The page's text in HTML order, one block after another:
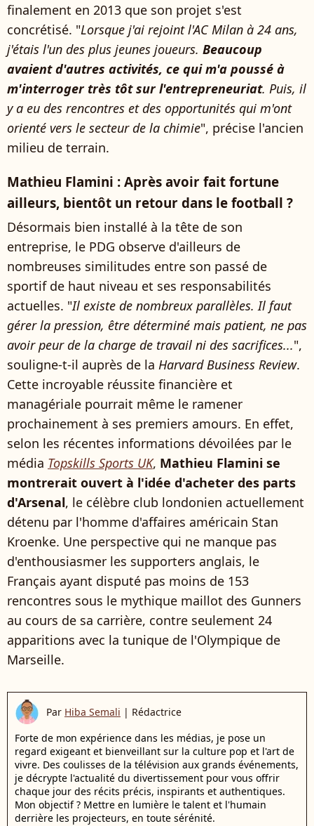
finalement en 2013 que son projet s'est
concrétisé. "Lorsque j'ai rejoint l'AC Milan à 24 ans,
j'étais l'un des plus jeunes joueurs. Beaucoup
avaient d'autres activités, ce qui m'a poussé à
m'interroger très tôt sur l'entrepreneuriat. Puis, il
y a eu des rencontres et des opportunités qui m'ont
orienté vers le secteur de la chimie", précise l'ancien
milieu de terrain.
Mathieu Flamini : Après avoir fait fortune
ailleurs, bientôt un retour dans le football ?
Désormais bien installé à la tête de son
entreprise, le PDG observe d'ailleurs de
nombreuses similitudes entre son passé de
sportif de haut niveau et ses responsabilités
actuelles. "Il existe de nombreux parallèles. Il faut
gérer la pression, être déterminé mais patient, ne pas
avoir peur de la charge de travail ni des sacrifices...",
souligne-t-il auprès de la Harvard Business Review.
Cette incroyable réussite financière et
managériale pourrait même le ramener
prochainement à ses premiers amours. En effet,
selon les récentes informations dévoilées par le
média Topskills Sports UK, Mathieu Flamini se
montrerait ouvert à l'idée d'acheter des parts
d'Arsenal, le célèbre club londonien actuellement
détenu par l'homme d'affaires américain Stan
Kroenke. Une perspective qui ne manque pas
d'enthousiasmer les supporters anglais, le
Français ayant disputé pas moins de 153
rencontres sous le mythique maillot des Gunners
au cours de sa carrière, contre seulement 24
apparitions avec la tunique de l'Olympique de
Marseille.
Par Hiba Semali | Rédactrice
Forte de mon expérience dans les médias, je pose un
regard exigeant et bienveillant sur la culture pop et l'art de
vivre. Des coulisses de la télévision aux grands événements,
je décrypte l'actualité du divertissement pour vous offrir
chaque jour des récits précis, inspirants et authentiques.
Mon objectif ? Mettre en lumière le talent et l'humain
derrière les projecteurs, en toute sérénité.